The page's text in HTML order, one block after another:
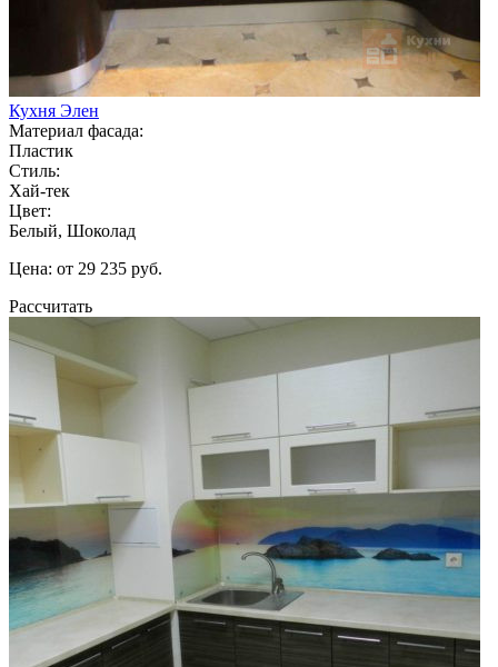
Кухня Элен
Материал фасада:
Пластик
Стиль:
Хай-тек
Цвет:
Белый, Шоколад
Цена: от 29 235 руб.
Рассчитать